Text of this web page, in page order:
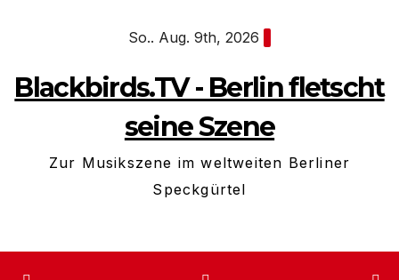
So.. Aug. 9th, 2026
Blackbirds.TV - Berlin fletscht
seine Szene
Zur Musikszene im weltweiten Berliner
Speckgürtel